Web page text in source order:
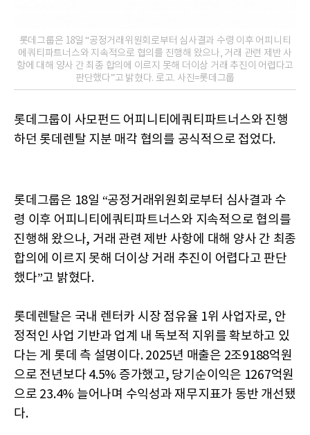
롯데그룹은 18일 “공정거래위원회로부터 심사결과 수령 이후 어피니티
에쿼티파트너스와 지속적으로 협의를 진행해 왔으나, 거래 관련 제반 사
항에 대해 양사 간 최종 합의에 이르지 못해 더이상 거래 추진이 어렵다고
판단했다”고 밝혔다. 로고. 사진=롯데그룹
롯데그룹이 사모펀드 어피니티에쿼티파트너스와 진행
하던 롯데렌탈 지분 매각 협의를 공식적으로 접었다.
롯데그룹은 18일 “공정거래위원회로부터 심사결과 수
령 이후 어피니티에쿼티파트너스와 지속적으로 협의를
진행해 왔으나, 거래 관련 제반 사항에 대해 양사 간 최종
합의에 이르지 못해 더이상 거래 추진이 어렵다고 판단
했다”고 밝혔다.
롯데렌탈은 국내 렌터카 시장 점유율 1위 사업자로, 안
정적인 사업 기반과 업계 내 독보적 지위를 확보하고 있
다는 게 롯데 측 설명이다. 2025년 매출은 2조9188억원
으로 전년보다 4.5% 증가했고, 당기순이익은 1267억원
으로 23.4% 늘어나며 수익성과 재무지표가 동반 개선됐
다.